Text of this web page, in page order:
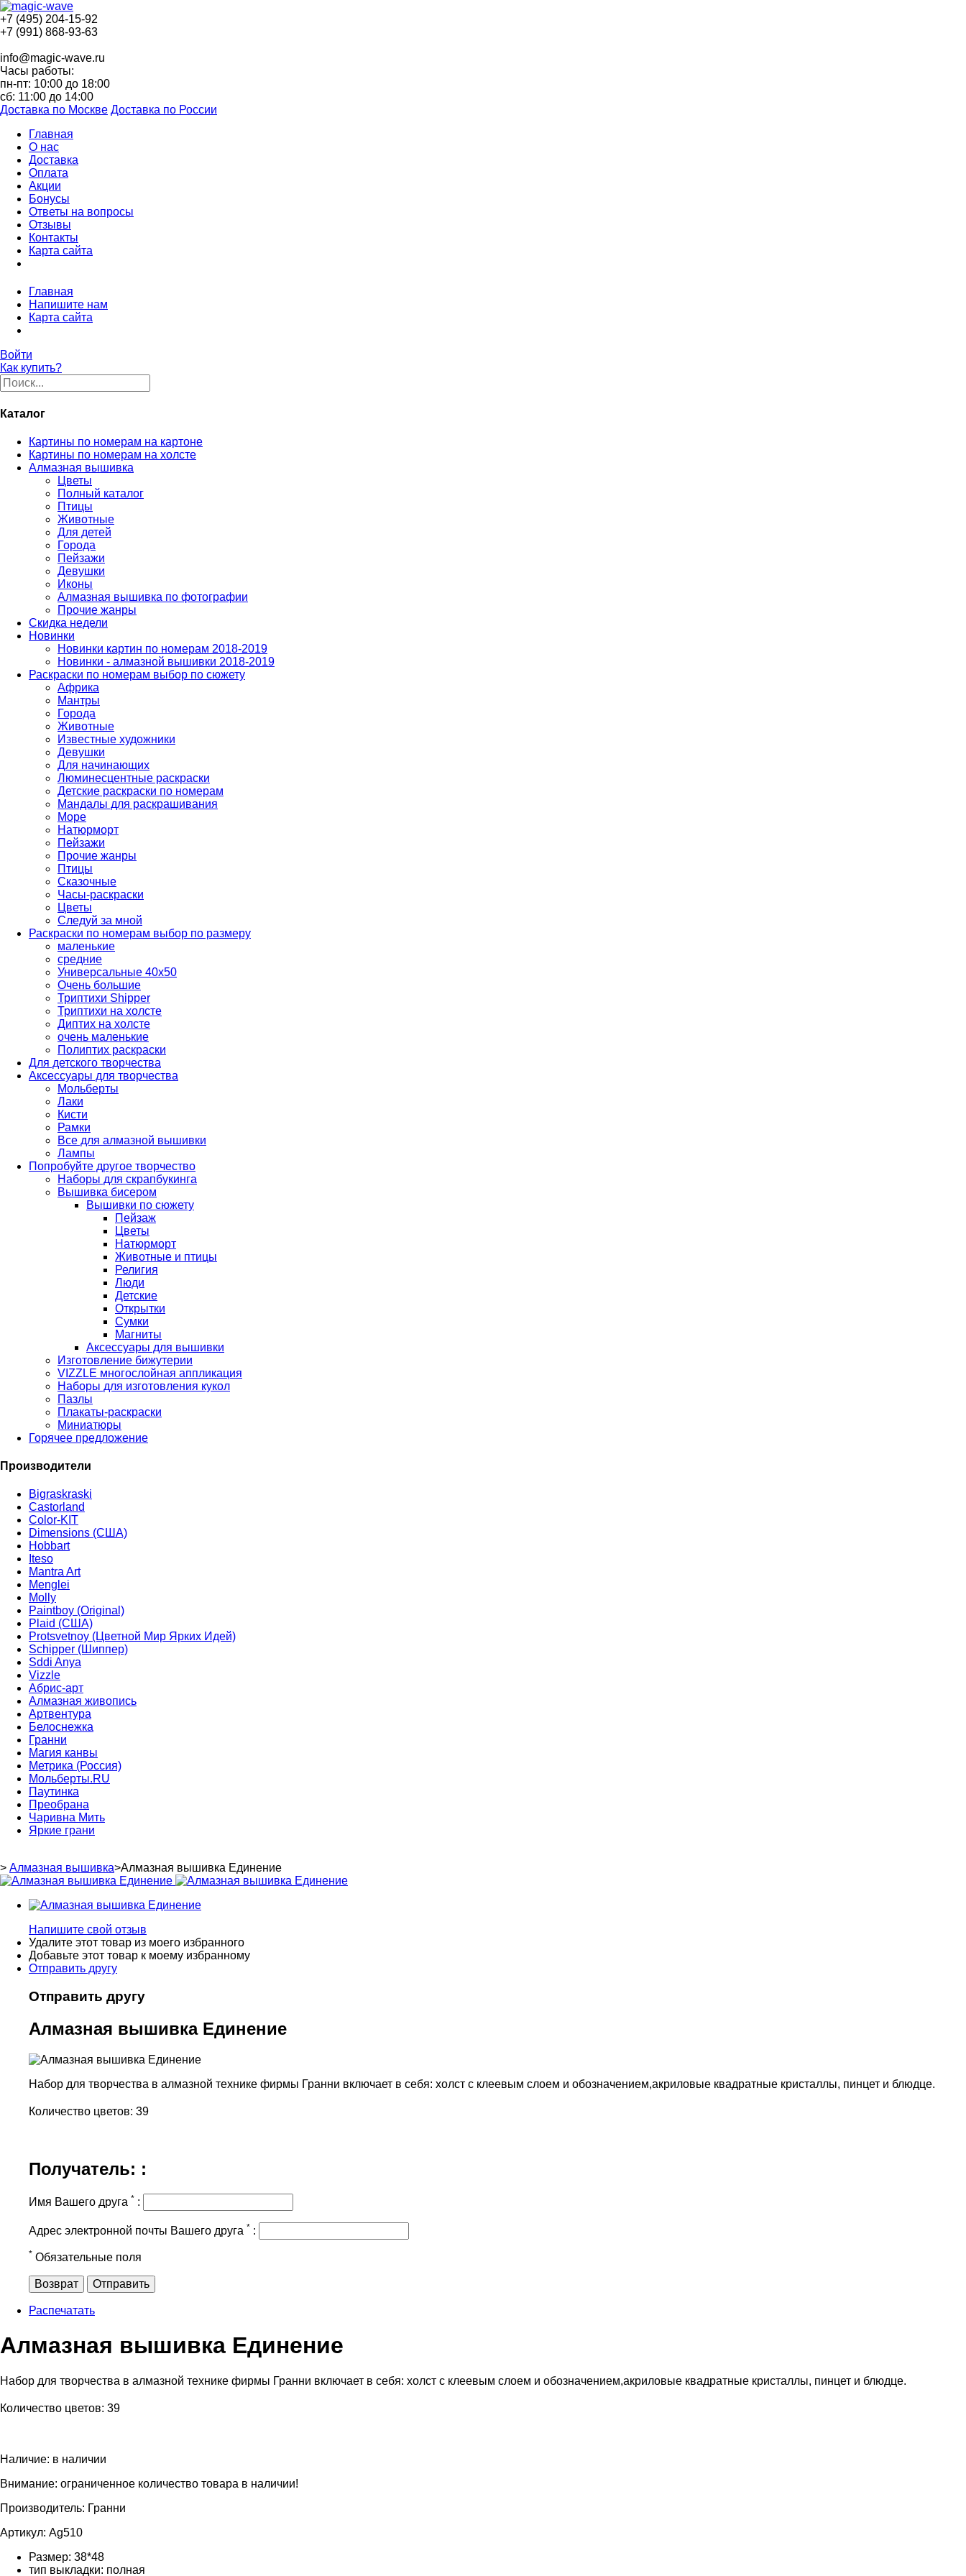
+7 (495) 204-15-92
+7 (991) 868-93-63
info@magic-wave.ru
Часы работы:
пн-пт: 10:00 до 18:00
сб: 11:00 до 14:00
Доставка по Москве Доставка по России
Главная
О нас
Доставка
Оплата
Акции
Бонусы
Ответы на вопросы
Отзывы
Контакты
Карта сайта
Главная
Напишите нам
Карта сайта
Войти
Как купить?
Каталог
Картины по номерам на картоне
Картины по номерам на холсте
Алмазная вышивка
Цветы
Полный каталог
Птицы
Животные
Для детей
Города
Пейзажи
Девушки
Иконы
Алмазная вышивка по фотографии
Прочие жанры
Скидка недели
Новинки
Новинки картин по номерам 2018-2019
Новинки - алмазной вышивки 2018-2019
Раскраски по номерам выбор по сюжету
Африка
Мантры
Города
Животные
Известные художники
Девушки
Для начинающих
Люминесцентные раскраски
Детские раскраски по номерам
Мандалы для раскрашивания
Море
Натюрморт
Пейзажи
Прочие жанры
Птицы
Сказочные
Часы-раскраски
Цветы
Следуй за мной
Раскраски по номерам выбор по размеру
маленькие
средние
Универсальные 40х50
Очень большие
Триптихи Shipper
Триптихи на холсте
Диптих на холсте
очень маленькие
Полиптих раскраски
Для детского творчества
Аксессуары для творчества
Мольберты
Лаки
Кисти
Рамки
Все для алмазной вышивки
Лампы
Попробуйте другое творчество
Наборы для скрапбукинга
Вышивка бисером
Вышивки по сюжету
Пейзаж
Цветы
Натюрморт
Животные и птицы
Религия
Люди
Детские
Открытки
Сумки
Магниты
Аксессуары для вышивки
Изготовление бижутерии
VIZZLE многослойная аппликация
Наборы для изготовления кукол
Пазлы
Плакаты-раскраски
Миниатюры
Горячее предложение
Производители
Bigraskraski
Castorland
Color-KIT
Dimensions (США)
Hobbart
Iteso
Mantra Art
Menglei
Molly
Paintboy (Original)
Plaid (США)
Protsvetnoy (Цветной Мир Ярких Идей)
Schipper (Шиппер)
Sddi Anya
Vizzle
Абрис-арт
Алмазная живопись
Артвентура
Белоснежка
Гранни
Магия канвы
Метрика (Россия)
Мольберты.RU
Паутинка
Преобрана
Чаривна Мить
Яркие грани
> Алмазная вышивка>Алмазная вышивка Единение
Напишите свой отзыв
Удалите этот товар из моего избранного
Добавьте этот товар к моему избранному
Отправить другу
Отправить другу
Алмазная вышивка Единение
Набор для творчества в алмазной технике фирмы Гранни включает в себя: холст с клеевым слоем и обозначением,акриловые квадратные кристаллы, пинцет и блюдце.
Количество цветов: 39
Получатель: :
Имя Вашего друга * :
Адрес электронной почты Вашего друга * :
* Обязательные поля
Возврат Отправить
Распечатать
Алмазная вышивка Единение
Набор для творчества в алмазной технике фирмы Гранни включает в себя: холст с клеевым слоем и обозначением,акриловые квадратные кристаллы, пинцет и блюдце.
Количество цветов: 39
Наличие: в наличии
Внимание: ограниченное количество товара в наличии!
Производитель: Гранни
Артикул: Ag510
Размер: 38*48
тип выкладки: полная